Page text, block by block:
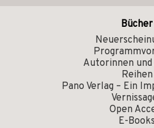
Bücher
Autorinnen
Reihen
Pano Verlag – Ein
Open
E-Books